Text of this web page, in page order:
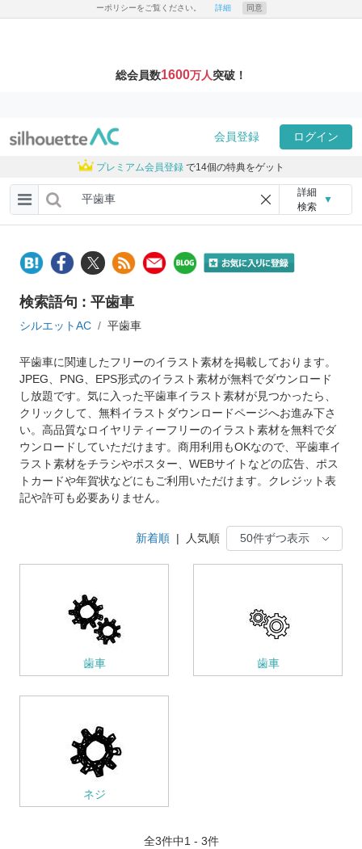
ーポリシーをご覧ください。 詳細 同意
総会員数1600万人突破！
会員登録 ログイン
プレミアム会員登録 で14個の特典をゲット
詳細
検索
▼
検索語句 : 平歯車
シルエットAC 平歯車
平歯車に関連したフリーのイラスト素材を掲載しております。
JPEG、PNG、EPS形式のイラスト素材が無料でダウンロード
し放題です。気に入った平歯車イラスト素材が見つかったら、
クリックして、無料イラストダウンロードページへお進み下さ
い。高品質なロイヤリティーフリーのイラスト素材を無料でダ
ウンロードしていただけます。商用利用もOKなので、平歯車イ
ラスト素材をチラシやポスター、WEBサイトなどの広告、ポス
トカードや年賀状などにもご利用いただけます。クレジット表
記や許可も必要ありません。
新着順 | 人気順
歯車 歯車
ネジ
全3件中1 - 3件